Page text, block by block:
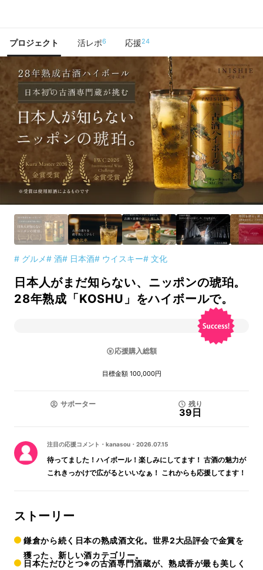
プロジェクト 活レポ6 応援24
# グルメ# 酒# 日本酒# ウイスキー# 文化
日本人がまだ知らない、ニッポンの琥珀。
28年熟成「KOSHU」をハイボールで。
応援購入総額
目標金額 100,000円
サポーター 残り
39日
注目の応援コメント ・ kanasou ・ 2026.07.15
待ってました！ハイボール！楽しみにしてます！ 古酒の魅力が
これきっかけで広がるといいなぁ！ これからも応援してます！
ストーリー
鎌倉から続く日本の熟成酒文化。世界2大品評会で金賞を
獲った、新しい酒カテゴリー。
日本ただひとつ※の古酒専門酒蔵が、熟成香が最も美しく